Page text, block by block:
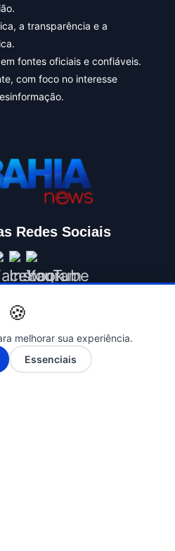
a transparência e a
fontes oficiais e confiáveis.
com foco no interesse
Redes Sociais
A+
🍪
melhorar sua experiência.
Essenciais